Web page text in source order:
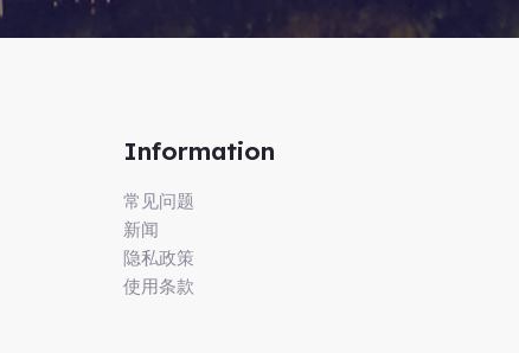
Information
常见问题
新闻
隐私政策
使用条款